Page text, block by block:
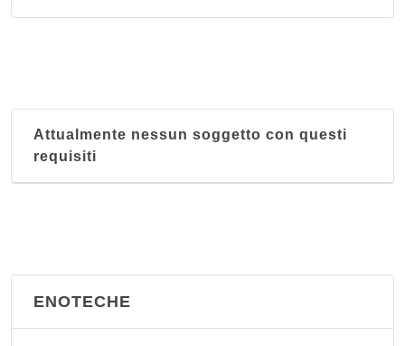
Attualmente nessun soggetto con questi
requisiti
ENOTECHE